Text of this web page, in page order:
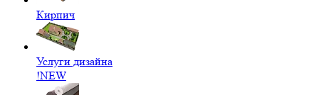
Кирпич
Услуги дизайна
!NEW